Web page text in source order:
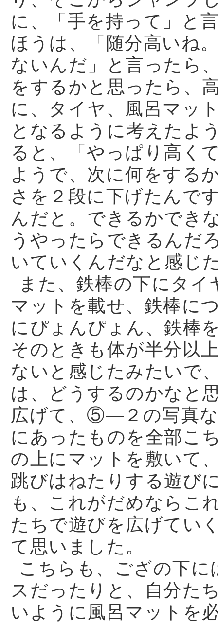
に、「手を持って」と
ほうは、「随分高いね
ないんだ」と言ったら
をするかと思ったら、
に、タイヤ、風呂マッ
となるように考えたよ
ると、「やっぱり高く
ようで、次に何をする
さを２段に下げたんで
んだと。できるかでき
うやったらできるんだ
いていくんだなと感じ
また、鉄棒の下にタ
マットを載せ、鉄棒に
にぴょんぴょん、鉄棒
そのときも体が半分以
ないと感じたみたいで
は、どうするのかなと
広げて、⑤—２の写真
にあったものを全部こ
の上にマットを敷いて
跳びはねたりする遊び
も、これがだめならこ
たちで遊びを広げてい
て思いました。
こちらも、ござの下
スだったりと、自分た
いように風呂マットを